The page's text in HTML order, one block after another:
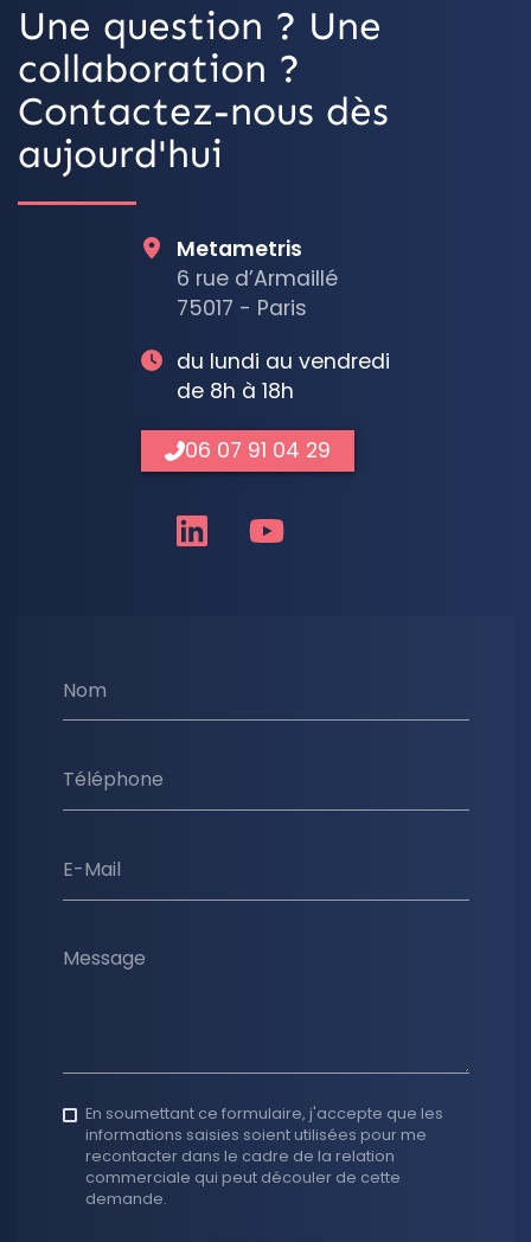
Une question ? Une
collaboration ?
Contactez-nous dès
aujourd'hui
Nom
Téléphone
E-Mail
Message
En soumettant ce formulaire, j'accepte que les
informations saisies soient utilisées pour me
recontacter dans le cadre de la relation
commerciale qui peut découler de cette
demande.
Metametris
6 rue d’Armaillé
75017 - Paris
du lundi au vendredi
de 8h à 18h
06 07 91 04 29